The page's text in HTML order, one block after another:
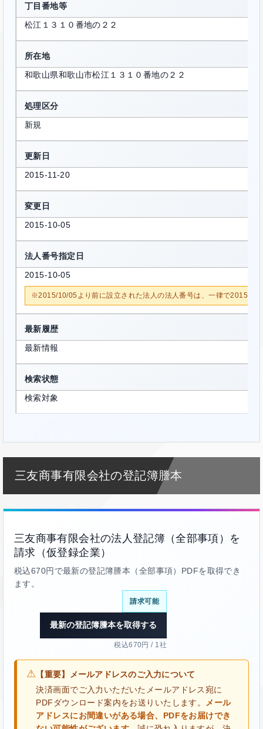
丁目番地等
松江１３１０番地の２２
所在地
和歌山県和歌山市松江１３１０番地の２２
処理区分
新規
更新日
2015-11-20
変更日
2015-10-05
法人番号指定日
2015-10-05
※2015/10/05より前に設立された法人の法人番号は、一律で2015/10/
最新履歴
最新情報
検索状態
検索対象
三友商事有限会社の登記簿謄本
三友商事有限会社の法人登記簿（全部事項）を
請求（仮登録企業）
税込670円で最新の登記簿謄本（全部事項）PDFを取得でき
ます。
請求可能
最新の登記簿謄本を取得する
税込670円 / 1社
⚠ 【重要】メールアドレスのご入力について
決済画面でご入力いただいたメールアドレス宛に
PDFダウンロード案内をお送りいたします。
メール
アドレスにお間違いがある場合、PDFをお届けでき